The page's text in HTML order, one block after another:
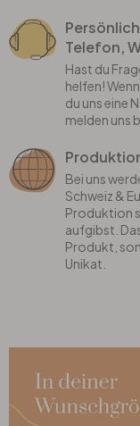
Telefon,
Hast du
helfen!
du uns eine
melden uns
Bei uns
Schweiz &
Produktion
aufgibst.
Produkt,
Unikat.